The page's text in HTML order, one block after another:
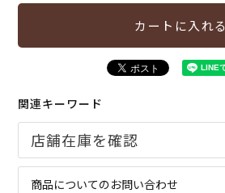
カートに入れる
関連キーワード
商品についてのお問い合わせ